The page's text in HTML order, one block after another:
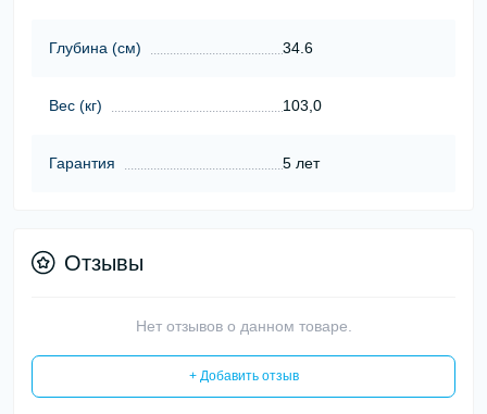
Глубина (cм) 34.6
Вес (кг) 103,0
Гарантия 5 лет
Отзывы
Нет отзывов о данном товаре.
+ Добавить отзыв